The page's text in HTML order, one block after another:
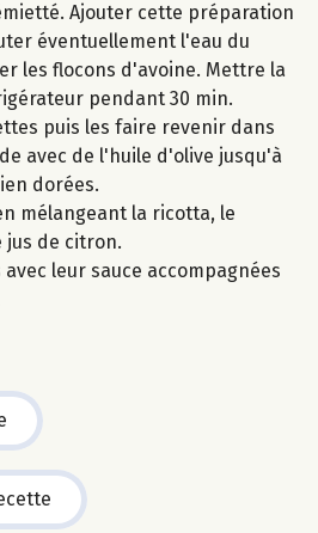
Ajouter cette préparation
éventuellement l'eau du
les flocons d'avoine. Mettre la
pendant 30 min.
puis les faire revenir dans
avec de l'huile d'olive jusqu'à
dorées.
mélangeant la ricotta, le
jus de citron.
leur sauce accompagnées